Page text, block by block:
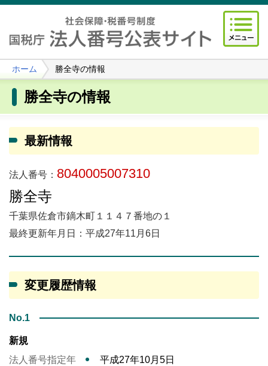
ホーム 勝全寺の情報
勝全寺の情報
最新情報
法人番号： 8040005007310
勝全寺
千葉県佐倉市鏑木町１１４７番地の１
最終更新年月日：平成27年11月6日
変更履歴情報
No.1
新規
法人番号指定年
平成27年10月5日